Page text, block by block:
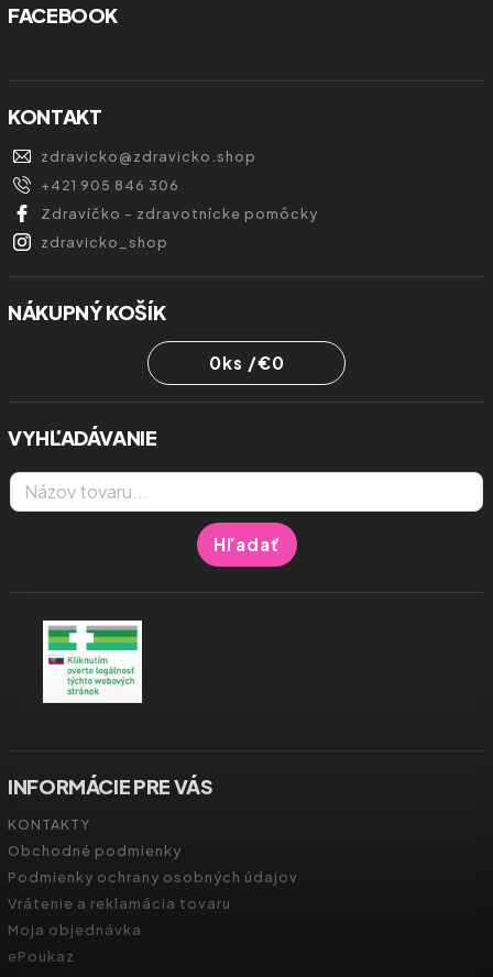
FACEBOOK
KONTAKT
zdravicko@zdravicko.shop
+421 905 846 306
Zdravíčko - zdravotnícke pomôcky
zdravicko_shop
NÁKUPNÝ KOŠÍK
0ks /€0
VYHĽADÁVANIE
Hľadať
INFORMÁCIE PRE VÁS
KONTAKTY
Obchodné podmienky
Podmienky ochrany osobných údajov
Vrátenie a reklamácia tovaru
Moja objednávka
ePoukaz